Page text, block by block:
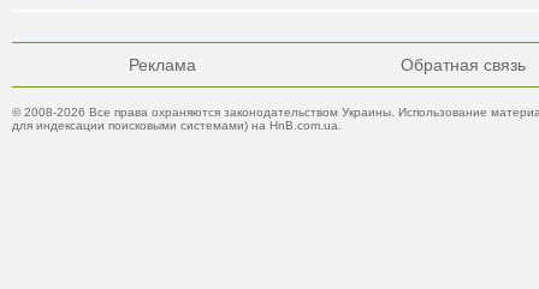
Реклама Обратная связь
© 2008-2026 Все права охраняются законодательством Украины. Использование
для индексации поисковыми системами) на HnB.com.ua.